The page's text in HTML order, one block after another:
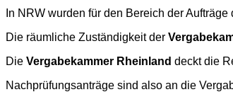
In NRW wurden für den Bereich der
Die räumliche Zuständigkeit der
Die Vergabekammer Rheinland deckt die
Nachprüfungsanträge sind also an die